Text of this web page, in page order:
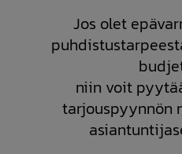
Jos olet
niin voit
tarjouspyynnön